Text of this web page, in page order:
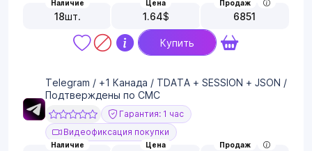
Наличие
18шт.
Цена
1.64$
Продаж
6851
Купить
Telegram / +1 Канада / TDATA + SESSION + JSON /
Подтверждены по СМС
Гарантия: 1 час
Видеофиксация покупки
Наличие Цена Продаж